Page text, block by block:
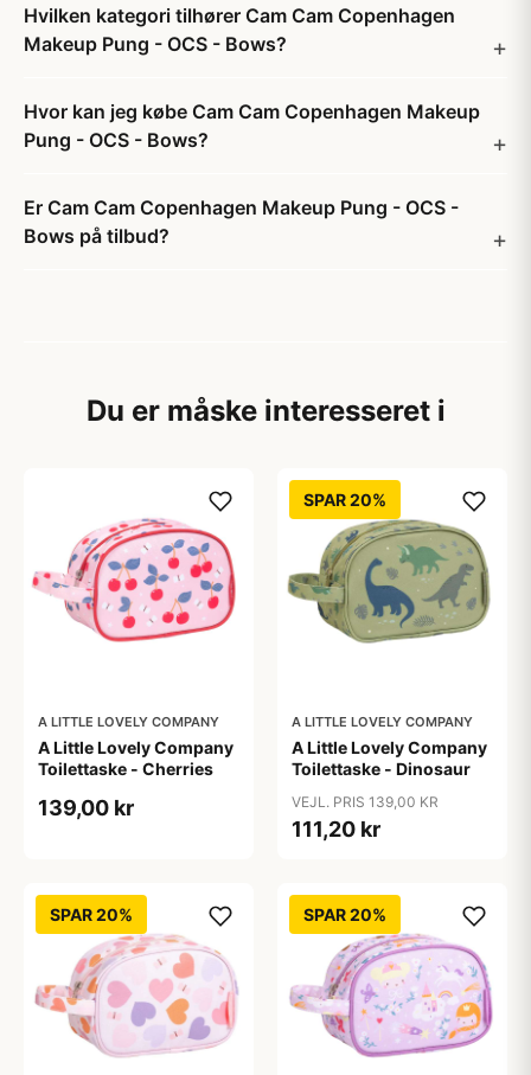
Hvilken kategori tilhører Cam Cam Copenhagen
Makeup Pung - OCS - Bows?
Hvor kan jeg købe Cam Cam Copenhagen Makeup
Pung - OCS - Bows?
Er Cam Cam Copenhagen Makeup Pung - OCS -
Bows på tilbud?
Du er måske interesseret i
A LITTLE LOVELY COMPANY
A Little Lovely Company
Toilettaske - Cherries
139,00 kr
SPAR 20%
A LITTLE LOVELY COMPANY
A Little Lovely Company
Toilettaske - Dinosaur
VEJL. PRIS 139,00 KR
111,20 kr
SPAR 20% SPAR 20%